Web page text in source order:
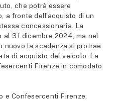
che potrà essere
a fronte dell’acquisto di un
concessionaria. La
al 31 dicembre 2024, ma nel
nuovo la scadenza si protrae
di acquisto del veicolo. La
Firenze in comodato
e Confesercenti Firenze,